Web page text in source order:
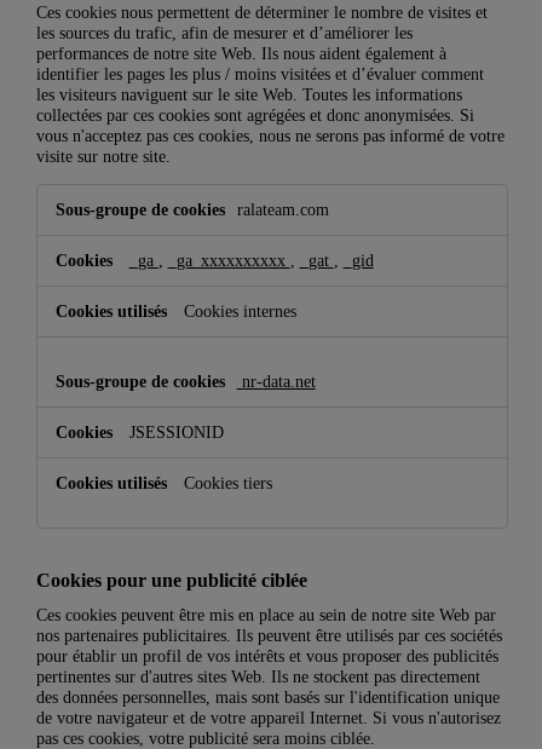
Ces cookies nous permettent de déterminer le nombre de visites et
les sources du trafic, afin de mesurer et d’améliorer les
performances de notre site Web. Ils nous aident également à
identifier les pages les plus / moins visitées et d’évaluer comment
les visiteurs naviguent sur le site Web. Toutes les informations
collectées par ces cookies sont agrégées et donc anonymisées. Si
vous n'acceptez pas ces cookies, nous ne serons pas informé de votre
visite sur notre site.
ralateam.com
_ga _ga_xxxxxxxxxx _gat _gid
Cookies internes
nr-data.net
JSESSIONID
Cookies tiers
Cookies pour une publicité ciblée
Ces cookies peuvent être mis en place au sein de notre site Web par
nos partenaires publicitaires. Ils peuvent être utilisés par ces sociétés
pour établir un profil de vos intérêts et vous proposer des publicités
pertinentes sur d'autres sites Web. Ils ne stockent pas directement
des données personnelles, mais sont basés sur l'identification unique
de votre navigateur et de votre appareil Internet. Si vous n'autorisez
pas ces cookies, votre publicité sera moins ciblée.